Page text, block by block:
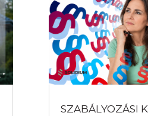
SZABÁLYOZÁSI